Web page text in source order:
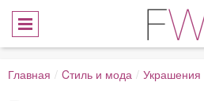
Главная / Cтиль и мода / Украшения